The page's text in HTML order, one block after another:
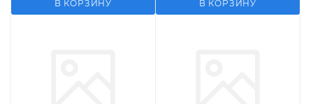
В КОРЗИНУ В КОРЗИНУ